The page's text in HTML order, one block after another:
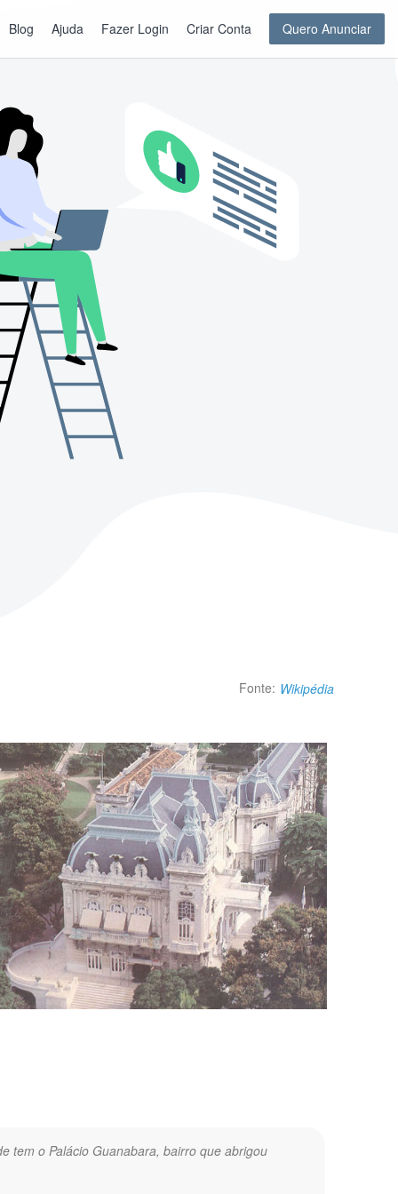
Blog Ajuda Fazer Login Criar Conta Quero Anunciar
Fonte: Wikipédia
tem o Palácio Guanabara, bairro que abrigou